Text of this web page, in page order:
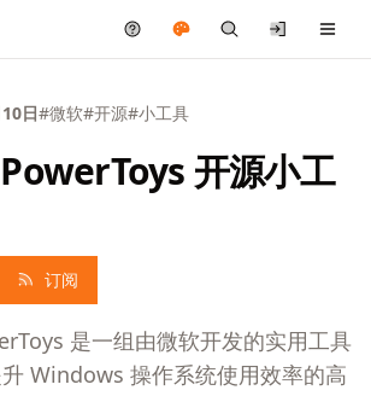
日#微软#开源#小工具
开源小工
订阅
是一组由微软开发的实用工具
Windows 操作系统使用效率的高